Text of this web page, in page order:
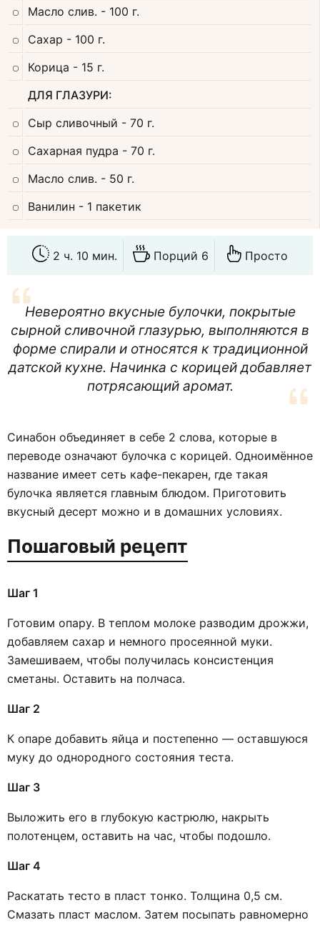
Масло слив. - 100 г.
Сахар - 100 г.
Корица - 15 г.
ДЛЯ ГЛАЗУРИ:
Сыр сливочный - 70 г.
Сахарная пудра - 70 г.
Масло слив. - 50 г.
Ванилин - 1 пакетик
2 ч. 10 мин. Порций 6 Просто
Невероятно вкусные булочки, покрытые
сырной сливочной глазурью, выполняются в
форме спирали и относятся к традиционной
датской кухне. Начинка с корицей добавляет
потрясающий аромат.
Синабон объединяет в себе 2 слова, которые в
переводе означают булочка с корицей. Одноимённое
название имеет сеть кафе-пекарен, где такая
булочка является главным блюдом. Приготовить
вкусный десерт можно и в домашних условиях.
Пошаговый рецепт
Шаг 1
Готовим опару. В теплом молоке разводим дрожжи,
добавляем сахар и немного просеянной муки.
Замешиваем, чтобы получилась консистенция
сметаны. Оставить на полчаса.
Шаг 2
К опаре добавить яйца и постепенно — оставшуюся
муку до однородного состояния теста.
Шаг 3
Выложить его в глубокую кастрюлю, накрыть
полотенцем, оставить на час, чтобы подошло.
Шаг 4
Раскатать тесто в пласт тонко. Толщина 0,5 см.
Смазать пласт маслом. Затем посыпать равномерно